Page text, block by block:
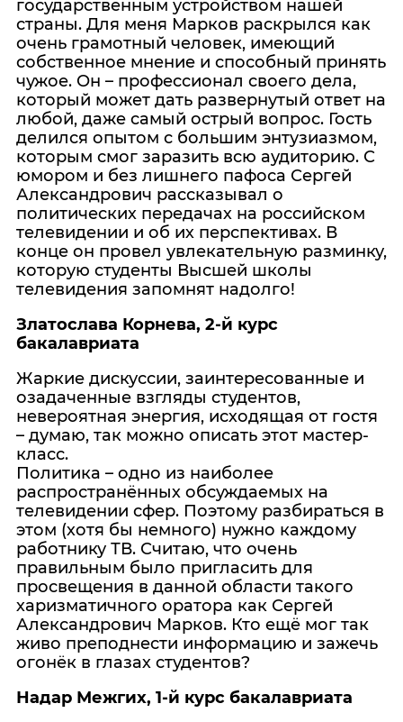
государственным устройством нашей
страны. Для меня Марков раскрылся как
очень грамотный человек, имеющий
собственное мнение и способный принять
чужое. Он – профессионал своего дела,
который может дать развернутый ответ на
любой, даже самый острый вопрос. Гость
делился опытом с большим энтузиазмом,
которым смог заразить всю аудиторию. С
юмором и без лишнего пафоса Сергей
Александрович рассказывал о
политических передачах на российском
телевидении и об их перспективах. В
конце он провел увлекательную разминку,
которую студенты Высшей школы
телевидения запомнят надолго!
Златослава Корнева, 2-й курс
бакалавриата
Жаркие дискуссии, заинтересованные и
озадаченные взгляды студентов,
невероятная энергия, исходящая от гостя
– думаю, так можно описать этот мастер-
класс.
Политика – одно из наиболее
распространённых обсуждаемых на
телевидении сфер. Поэтому разбираться в
этом (хотя бы немного) нужно каждому
работнику ТВ. Считаю, что очень
правильным было пригласить для
просвещения в данной области такого
харизматичного оратора как Сергей
Александрович Марков. Кто ещё мог так
живо преподнести информацию и зажечь
огонёк в глазах студентов?
Надар Межгих, 1-й курс бакалавриата